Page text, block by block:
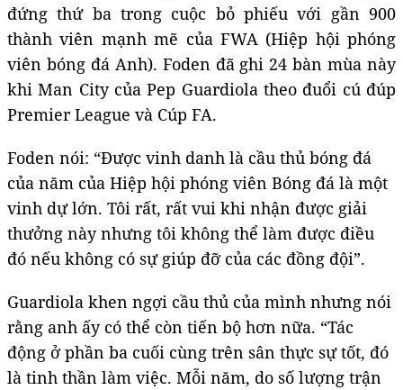
đứng thứ ba trong cuộc bỏ phiếu với gần 900
thành viên mạnh mẽ của FWA (Hiệp hội phóng
viên bóng đá Anh). Foden đã ghi 24 bàn mùa này
khi Man City của Pep Guardiola theo đuổi cú đúp
Premier League và Cúp FA.
Foden nói: “Được vinh danh là cầu thủ bóng đá
của năm của Hiệp hội phóng viên Bóng đá là một
vinh dự lớn. Tôi rất, rất vui khi nhận được giải
thưởng này nhưng tôi không thể làm được điều
đó nếu không có sự giúp đỡ của các đồng đội”.
Guardiola khen ngợi cầu thủ của mình nhưng nói
rằng anh ấy có thể còn tiến bộ hơn nữa. “Tác
động ở phần ba cuối cùng trên sân thực sự tốt, đó
là tinh thần làm việc. Mỗi năm, do số lượng trận